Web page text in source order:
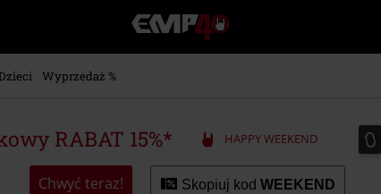
EMP
-
Merch
Seriali
Gier
Dzieci Wyprzedaż %
RABAT 15%* HAPPY WEEKEND 0
0
Chwyć teraz! Skopiuj kod WEEKEND